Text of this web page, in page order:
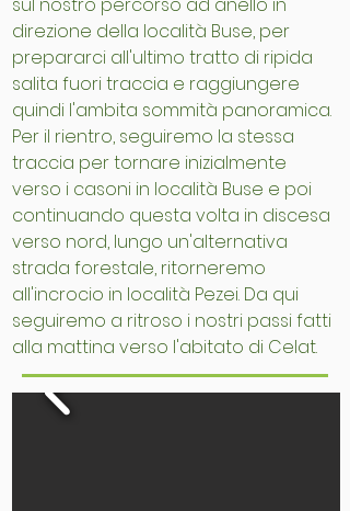
sul nostro percorso ad anello in
direzione della località Buse, per
prepararci all'ultimo tratto di ripida
salita fuori traccia e raggiungere
quindi l'ambita sommità panoramica.
Per il rientro, seguiremo la stessa
traccia per tornare inizialmente
verso i casoni in località Buse e poi
continuando questa volta in discesa
verso nord, lungo un'alternativa
strada forestale, ritorneremo
all'incrocio in località Pezei. Da qui
seguiremo a ritroso i nostri passi fatti
alla mattina verso l'abitato di Celat.